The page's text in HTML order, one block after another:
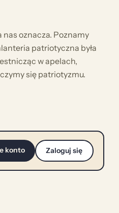
nas oznacza. Poznamy
patriotyczna była
w apelach,
się patriotyzmu.
konto Zaloguj się